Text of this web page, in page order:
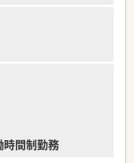
バランスを大切にしな
舗を展開しており、
を積極的に行っていま
強い法人であるのが特徴
間制勤務